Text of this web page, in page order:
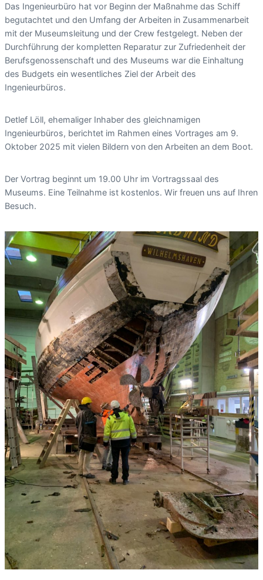
Das Ingenieurbüro hat vor Beginn der Maßnahme das Schiff
begutachtet und den Umfang der Arbeiten in Zusammenarbeit
mit der Museumsleitung und der Crew festgelegt. Neben der
Durchführung der kompletten Reparatur zur Zufriedenheit der
Berufsgenossenschaft und des Museums war die Einhaltung
des Budgets ein wesentliches Ziel der Arbeit des
Ingenieurbüros.
Detlef Löll, ehemaliger Inhaber des gleichnamigen
Ingenieurbüros, berichtet im Rahmen eines Vortrages am 9.
Oktober 2025 mit vielen Bildern von den Arbeiten an dem Boot.
Der Vortrag beginnt um 19.00 Uhr im Vortragssaal des
Museums. Eine Teilnahme ist kostenlos. Wir freuen uns auf Ihren
Besuch.